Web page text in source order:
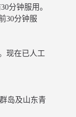
分钟服用。
30分钟服
现在已人工
岛及山东青